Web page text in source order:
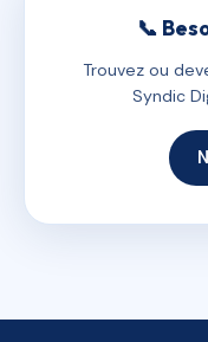
📞
Trouvez ou
Syndic